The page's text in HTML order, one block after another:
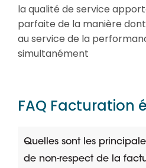
la qualité de service
parfaite de la manière
au service de la
simultanément
FAQ Facturation
Quelles sont les
de non-respect de la